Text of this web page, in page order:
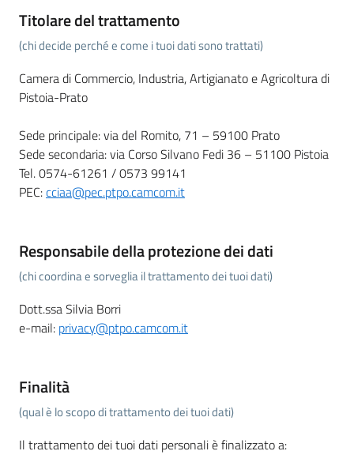
Titolare del trattamento
(chi decide perché e come i tuoi dati sono trattati)
Camera di Commercio, Industria, Artigianato e Agricoltura di
Pistoia-Prato
Sede principale: via del Romito, 71 – 59100 Prato
Sede secondaria: via Corso Silvano Fedi 36 – 51100 Pistoia
Tel. 0574-61261 / 0573 99141
PEC:cciaa@pec.ptpo.camcom.it
Responsabile della protezione dei dati
(chi coordina e sorveglia il trattamento dei tuoi dati)
Dott.ssa Silvia Borri
e-mail: privacy@ptpo.camcom.it
Finalità
(qual è lo scopo di trattamento dei tuoi dati)
Il trattamento dei tuoi dati personali è finalizzato a: